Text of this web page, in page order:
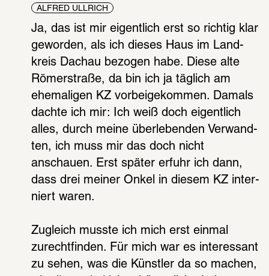
ALFRED ULLRICH
Ja, das ist mir eigent­lich erst so rich­tig klar
gewor­den, als ich dieses Haus im Land­
kreis Dachau bezo­gen habe. Diese alte
Römer­straße, da bin ich ja täglich am
ehema­li­gen KZ vorbei­ge­kom­men. Damals
dachte ich mir: Ich weiß doch eigent­lich
alles, durch meine über­le­ben­den Verwand­
ten, ich muss mir das doch nicht
anschauen. Erst später erfuhr ich dann,
dass drei meiner Onkel in diesem KZ inter­
niert waren.
Zugleich musste ich mich erst einmal
zurecht­fin­den. Für mich war es inter­es­sant
zu sehen, was die Künst­ler da so machen,